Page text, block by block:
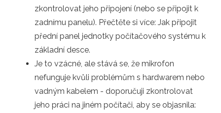
zkontrolovat jeho připojení (nebo se připojit k
zadnímu panelu). Přečtěte si více: Jak připojit
přední panel jednotky počítačového systému k
základní desce.
Je to vzácné, ale stává se, že mikrofon
nefunguje kvůli problémům s hardwarem nebo
vadným kabelem - doporučuji zkontrolovat
jeho práci na jiném počítači, aby se objasnila: